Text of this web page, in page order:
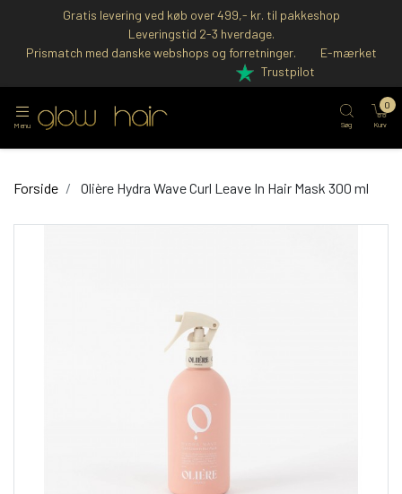
Gratis levering ved køb over 499,- kr. til pakkeshop
Leveringstid 2-3 hverdage.
Prismatch med danske webshops og forretninger.
E-mærket
Trustpilot
Menu Søg Kurv
0
Forside Olière Hydra Wave Curl Leave In Hair Mask 300 ml